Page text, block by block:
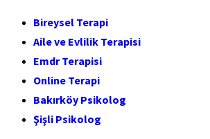
Bireysel Terapi
Aile ve Evlilik Terapisi
Emdr Terapisi
Online Terapi
Bakırköy Psikolog
Şişli Psikolog